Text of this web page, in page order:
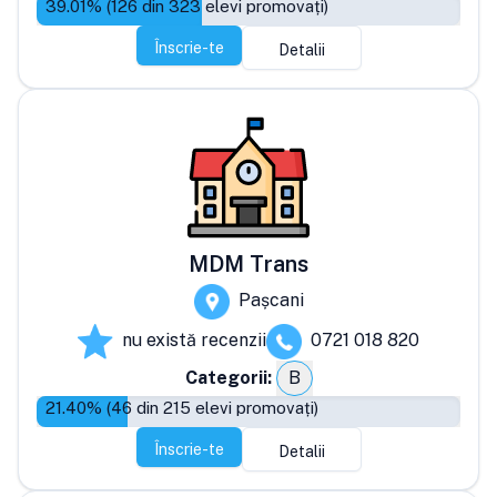
39.01% (126 din 323 elevi promovați)
Înscrie-te Detalii
MDM Trans
Pașcani
nu există recenzii
0721 018 820
Categorii:
B
21.40% (46 din 215 elevi promovați)
Înscrie-te Detalii